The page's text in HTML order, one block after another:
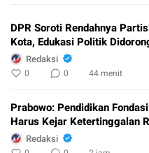
DPR Soroti Rendahnya
Kota, Edukasi Politik
Redaksi
0 0 44 menit
Prabowo: Pendidikan
Harus Kejar Ketertinggalan
Redaksi